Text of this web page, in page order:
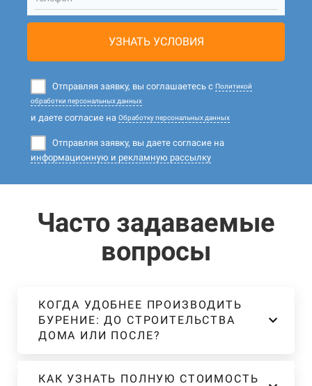
УЗНАТЬ УСЛОВИЯ
Отправляя заявку, вы соглашаетесь с Политикой
обработки персональных данных
и даете согласие на Обработку персональных данных
Отправляя заявку, вы даете согласие на
информационную и рекламную рассылку
Часто задаваемые
вопросы
КОГДА УДОБНЕЕ ПРОИЗВОДИТЬ
БУРЕНИЕ: ДО СТРОИТЕЛЬСТВА
ДОМА ИЛИ ПОСЛЕ?
КАК УЗНАТЬ ПОЛНУЮ СТОИМОСТЬ